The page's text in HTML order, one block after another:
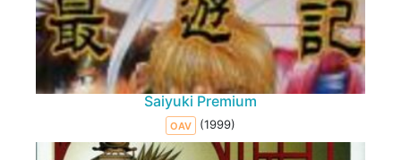
Saiyuki Premium
OAV (1999)